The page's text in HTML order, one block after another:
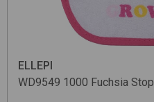
ELLEPI
WD9549 1000 Fuchsia Stop